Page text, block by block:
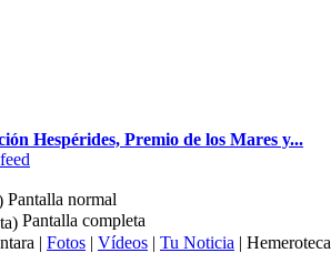
Hespérides, Premio de los Mares y...
Pantalla normal
Pantalla completa
| Fotos | Vídeos | Tu Noticia | Hemeroteca